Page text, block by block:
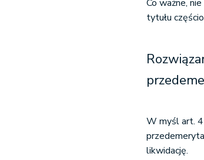
Co ważne,
tytułu
W myśl art.
likwidację.